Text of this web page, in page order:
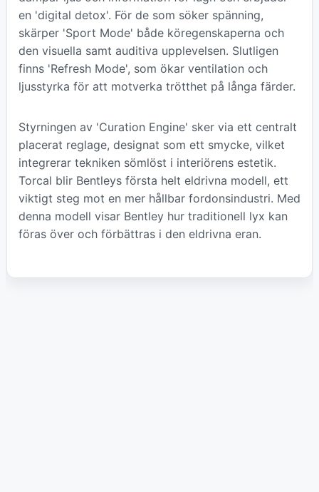
en 'digital detox'. För de som söker spänning,
skärper 'Sport Mode' både köregenskaperna och
den visuella samt auditiva upplevelsen. Slutligen
finns 'Refresh Mode', som ökar ventilation och
ljusstyrka för att motverka trötthet på långa färder.
Styrningen av 'Curation Engine' sker via ett centralt
placerat reglage, designat som ett smycke, vilket
integrerar tekniken sömlöst i interiörens estetik.
Torcal blir Bentleys första helt eldrivna modell, ett
viktigt steg mot en mer hållbar fordonsindustri. Med
denna modell visar Bentley hur traditionell lyx kan
föras över och förbättras i den eldrivna eran.